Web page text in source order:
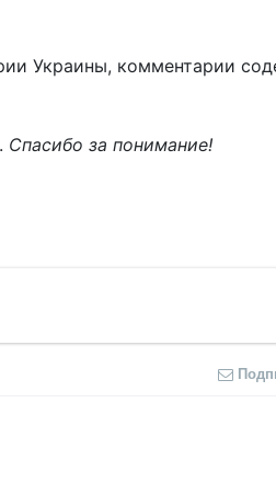
Украины, комментарии
Спасибо за понимание!